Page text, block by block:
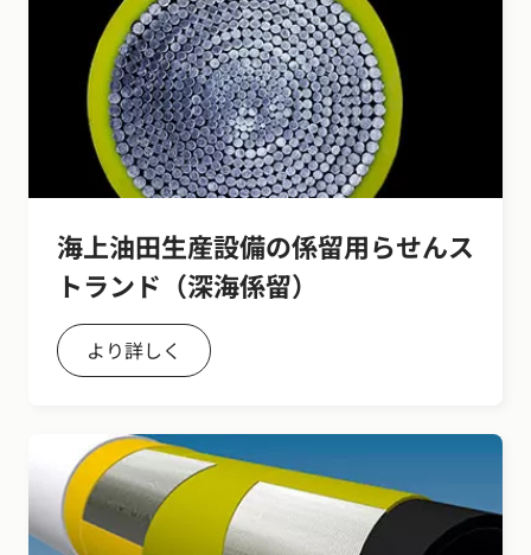
海上油田生産設備の係留用らせんス
トランド（深海係留）
より詳しく